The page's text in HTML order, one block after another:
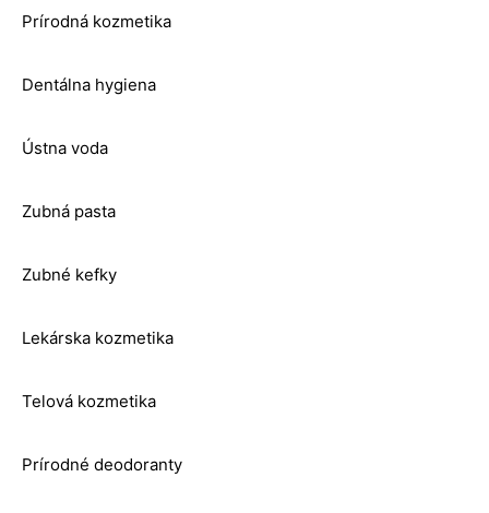
Prírodná kozmetika
Dentálna hygiena
Ústna voda
Zubná pasta
Zubné kefky
Lekárska kozmetika
Telová kozmetika
Prírodné deodoranty